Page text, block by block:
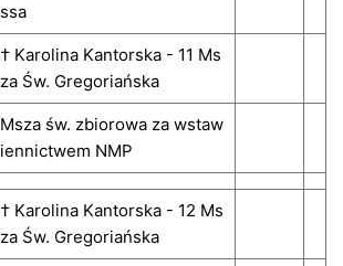
ssa
† Karolina Kantorska - 11 Ms
za Św. Gregoriańska
Msza św. zbiorowa za wstaw
iennictwem NMP
† Karolina Kantorska - 12 Ms
za Św. Gregoriańska